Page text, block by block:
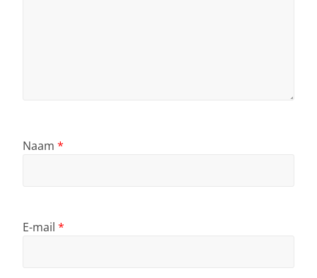
Naam *
E-mail *